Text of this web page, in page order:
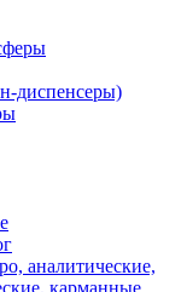
диспенсеры)
аналитические,
карманные